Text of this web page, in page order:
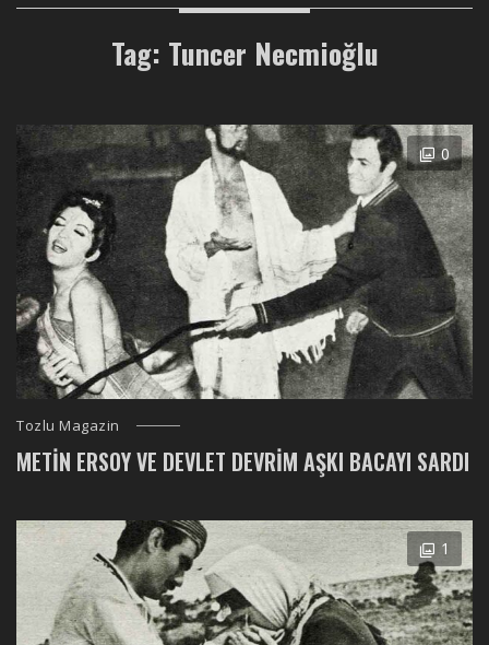
Tag: Tuncer Necmioğlu
0
Tozlu Magazin
METIN ERSOY VE DEVLET DEVRIM AŞKI BACAYI SARDI
1